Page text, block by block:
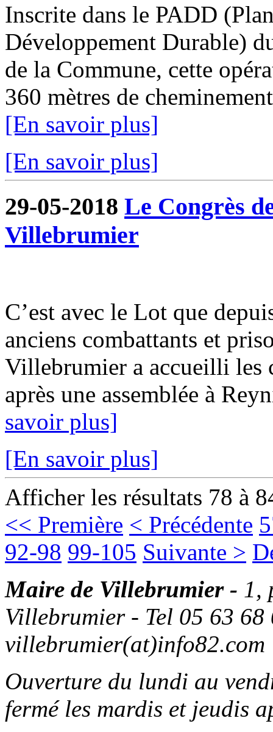
Inscrite dans le PADD
Développement Durable)
de la Commune, cette
360 mètres de
[En savoir plus]
[En savoir plus]
29-05-2018 Le Congrès
Villebrumier
C’est avec le Lot que
anciens combattants et
Villebrumier a accueilli les
après une assemblée à
savoir plus]
[En savoir plus]
Afficher les résultats 78 à
<< Première < Précédente
92-98 99-105 Suivante >
Maire de Villebrumier - 1,
Villebrumier - Tel 05 63
villebrumier(at)info82.com
Ouverture du lundi au
fermé les mardis et jeudis